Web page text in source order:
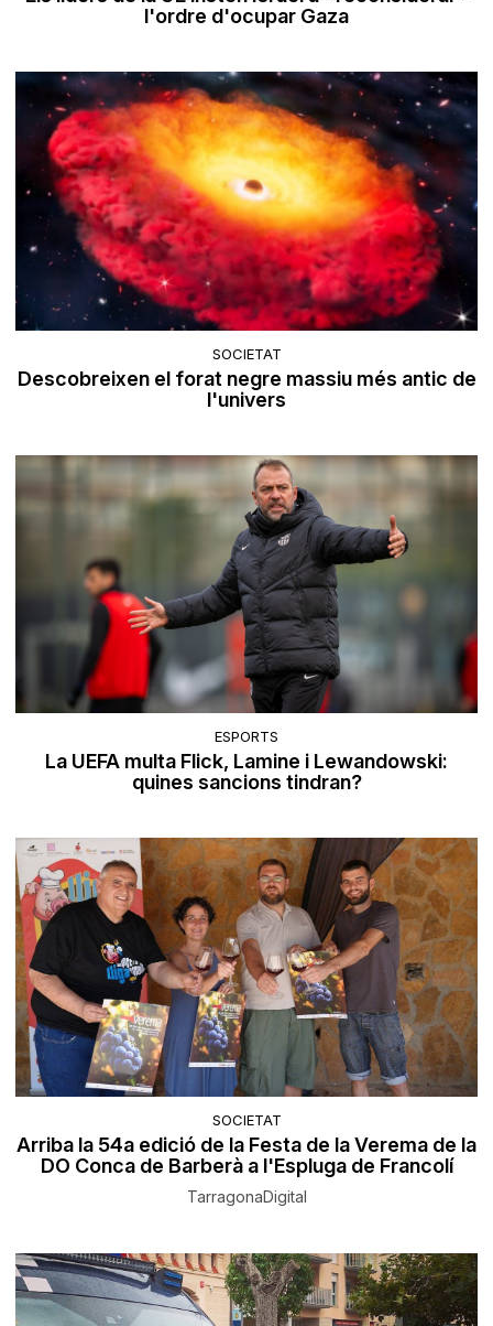
l'ordre d'ocupar Gaza
SOCIETAT
Descobreixen el forat negre massiu més antic de
l'univers
ESPORTS
La UEFA multa Flick, Lamine i Lewandowski:
quines sancions tindran?
SOCIETAT
Arriba la 54a edició de la Festa de la Verema de la
DO Conca de Barberà a l'Espluga de Francolí
TarragonaDigital